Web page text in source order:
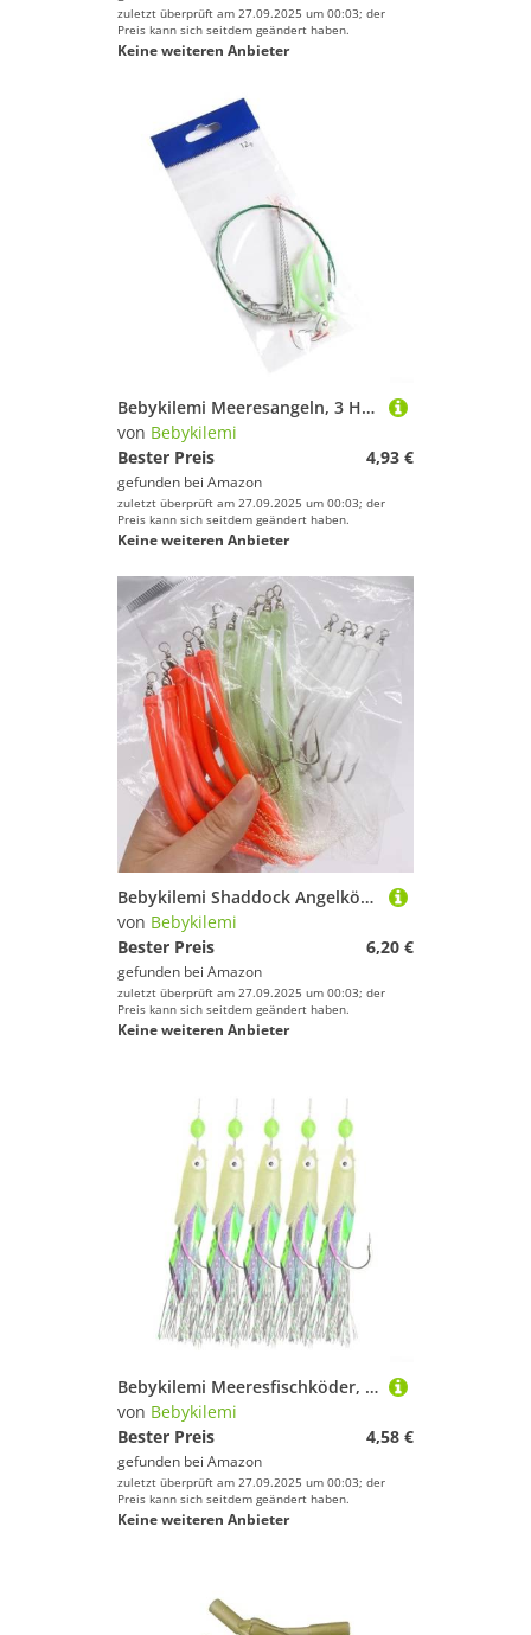
zuletzt überprüft am 27.09.2025 um 00:03; der
Preis kann sich seitdem geändert haben.
Keine weiteren Anbieter
Bebykilemi Meeresangeln, 3 Haken, Flapper-Terminal, leuchtend, Stahl, Salzwasser, Surfcast-Ausrüstung für britische Angler, grün, montierte Angelvorfächer (Nr. 12)
von Bebykilemi
Bester Preis
4,93 €
gefunden bei Amazon
zuletzt überprüft am 27.09.2025 um 00:03; der
Preis kann sich seitdem geändert haben.
Keine weiteren Anbieter
Bebykilemi Shaddock Angelköder für Aal, Salzwasser, mit Widerhaken, Oktopus-Haken, versetzter Schaft, Edelstahl, holografische Röhre, künstliche Feder, Meeresangel-Ausrüstung (rot, 6)
von Bebykilemi
Bester Preis
6,20 €
gefunden bei Amazon
zuletzt überprüft am 27.09.2025 um 00:03; der
Preis kann sich seitdem geändert haben.
Keine weiteren Anbieter
Bebykilemi Meeresfischköder, tiefes Wasser, mehrere Haken, Karbonstahl, leuchtende Haken, Barsch, Dorsch, Salzwasser, Angelausrüstung, Nachtangeln, Ausrüstung mit Schnappverbindungen, 5-teiliges Set
von Bebykilemi
Bester Preis
4,58 €
gefunden bei Amazon
zuletzt überprüft am 27.09.2025 um 00:03; der
Preis kann sich seitdem geändert haben.
Keine weiteren Anbieter